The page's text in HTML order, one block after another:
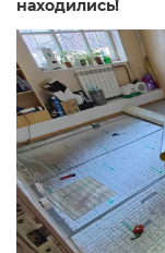
находились!